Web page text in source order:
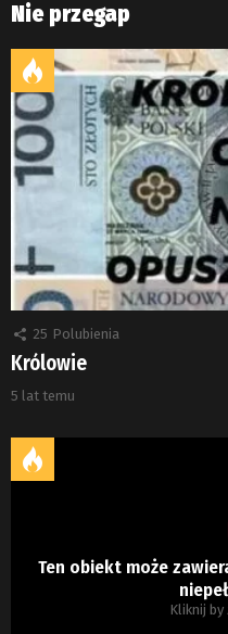
Nie przegap
25 Polubienia
Królowie
5 lat temu
Ten obiekt może
Kliknij by